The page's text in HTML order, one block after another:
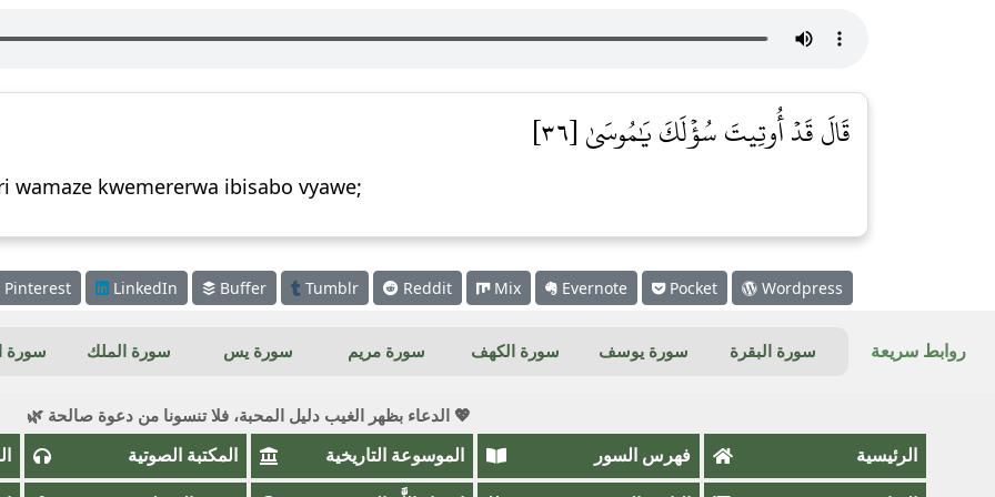
قَالَ قَدۡ أُوتِيتَ سُؤۡلَكَ يَٰمُوسَىٰ [٣٦]
wamaze kwemererwa ibisabo vyawe;
Pinterest LinkedIn Buffer Tumblr Reddit Mix Evernote Pocket Wordpress
روابط سريعة سورة البقرة سورة يوسف سورة الكهف سورة مريم سورة يس سورة الملك سورة
💖 الدعاء بظهر الغيب دليل المحبة، فلا تنسونا من دعوة صالحة 🌿
الرئيسية فهرس السور الموسوعة التاريخية المكتبة الصوتية